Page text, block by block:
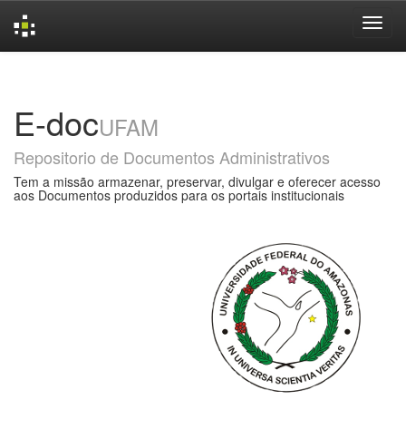
E-docUFAM
Repositorio de Documentos Administrativos
Tem a missão armazenar, preservar, divulgar e oferecer acesso
aos Documentos produzidos para os portais institucionais